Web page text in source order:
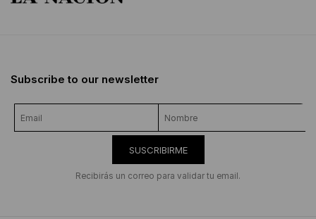
Subscribe to our newsletter
SUSCRIBIRME
Recibirás un correo para validar tu email.